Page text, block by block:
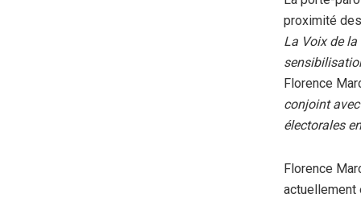
proximité
La Voix de la
Florence
conjoint
électorales
Florence
actuellement